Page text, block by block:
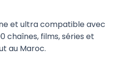
et ultra compatible avec
chaînes, films, séries et
au Maroc.